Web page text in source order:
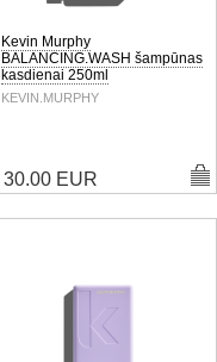
Kevin Murphy
BALANCING.WASH šampūnas
kasdienai 250ml
KEVIN.MURPHY
30.00 EUR